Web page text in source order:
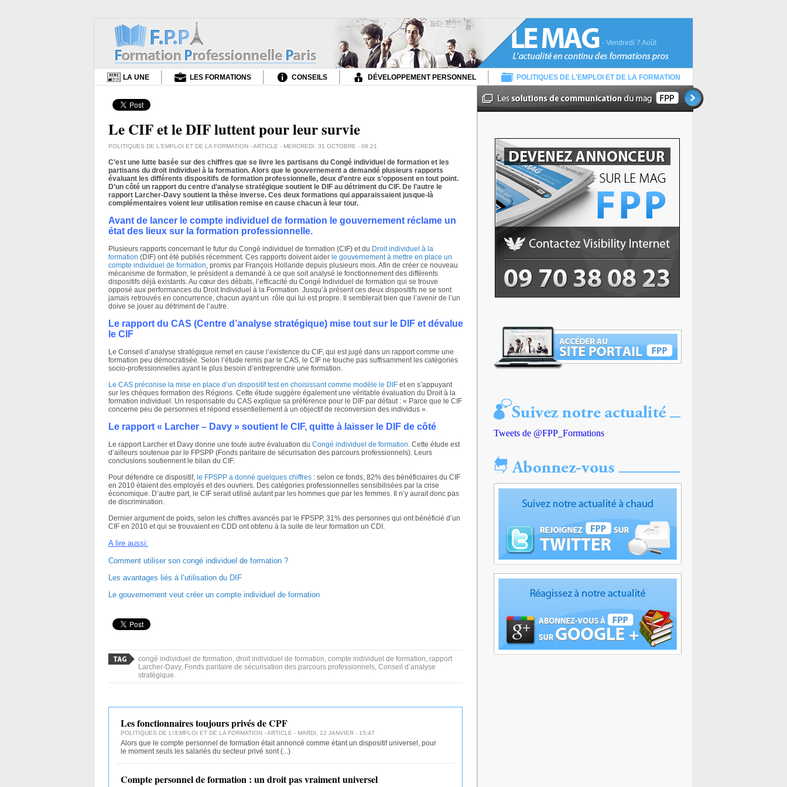
- Vendredi 7 Août
LA UNE LES FORMATIONS CONSEILS DÉVELOPPEMENT PERSONNEL POLITIQUES DE L'EMPLOI ET DE LA FORMATION
Le CIF et le DIF luttent pour leur survie
POLITIQUES DE L'EMPLOI ET DE LA FORMATION - ARTICLE - MERCREDI, 31 OCTOBRE - 09:21
C’est une lutte basée sur des chiffres que se livre les partisans du Congé individuel de formation et les
partisans du droit individuel à la formation. Alors que le gouvernement a demandé plusieurs rapports
évaluant les différents dispositifs de formation professionnelle, deux d’entre eux s’opposent en tout point.
D’un côté un rapport du centre d’analyse stratégique soutient le DIF au détriment du CIF. De l’autre le
rapport Larcher-Davy soutient la thèse inverse. Ces deux formations qui apparaissaient jusque-là
complémentaires voient leur utilisation remise en cause chacun à leur tour.
Avant de lancer le compte individuel de formation le gouvernement réclame un
état des lieux sur la formation professionnelle.
Plusieurs rapports concernant le futur du Congé individuel de formation (CIF) et du Droit individuel à la
formation (DIF) ont été publiés récemment. Ces rapports doivent aider le gouvernement à mettre en place un
compte individuel de formation, promis par François Hollande depuis plusieurs mois. Afin de créer ce nouveau
mécanisme de formation, le président a demandé à ce que soit analysé le fonctionnement des différents
dispositifs déjà existants. Au cœur des débats, l’efficacité du Congé Individuel de formation qui se trouve
opposé aux performances du Droit Individuel à la Formation. Jusqu’à présent ces deux dispositifs ne se sont
jamais retrouvés en concurrence, chacun ayant un rôle qui lui est propre. Il semblerait bien que l’avenir de l’un
doive se jouer au détriment de l’autre.
Le rapport du CAS (Centre d’analyse stratégique) mise tout sur le DIF et dévalue
le CIF
Le Conseil d’analyse stratégique remet en cause l’existence du CIF, qui est jugé dans un rapport comme une
formation peu démocratisée. Selon l’étude remis par le CAS, le CIF ne touche pas suffisamment les catégories
socio-professionnelles ayant le plus besoin d’entreprendre une formation.
Le CAS préconise la mise en place d’un dispositif test en choisissant comme modèle le DIF et en s’appuyant
sur les chèques formation des Régions. Cette étude suggère également une véritable évaluation du Droit à la
formation individuel. Un responsable du CAS explique sa préférence pour le DIF par défaut : « Parce que le CIF
concerne peu de personnes et répond essentiellement à un objectif de reconversion des individus ».
Le rapport « Larcher – Davy » soutient le CIF, quitte à laisser le DIF de côté
Le rapport Larcher et Davy donne une toute autre évaluation du Congé individuel de formation. Cette étude est
d’ailleurs soutenue par le FPSPP (Fonds paritaire de sécurisation des parcours professionnels). Leurs
conclusions soutiennent le bilan du CIF.
Pour défendre ce dispositif, le FPSPP a donné quelques chiffres : selon ce fonds, 82% des bénéficiaires du CIF
en 2010 étaient des employés et des ouvriers. Des catégories professionnelles sensibilisées par la crise
économique. D’autre part, le CIF serait utilisé autant par les hommes que par les femmes. Il n’y aurait donc pas
de discrimination.
Dernier argument de poids, selon les chiffres avancés par le FPSPP, 31% des personnes qui ont bénéficié d’un
CIF en 2010 et qui se trouvaient en CDD ont obtenu à la suite de leur formation un CDI.
A lire aussi:
Comment utiliser son congé individuel de formation ?
Les avantages liés à l’utilisation du DIF
Le gouvernement veut créer un compte individuel de formation
congé individuel de formation, droit individuel de formation, compte individuel de formation, rapport
Larcher-Davy, Fonds paritaire de sécurisation des parcours professionnels, Conseil d’analyse
stratégique.
Les fonctionnaires toujours privés de CPF
POLITIQUES DE L\'EMPLOI ET DE LA FORMATION - ARTICLE - MARDI, 12 JANVIER - 15:47
Alors que le compte personnel de formation était annoncé comme étant un dispositif universel, pour
le moment seuls les salariés du secteur privé sont(...)
Compte personnel de formation : un droit pas vraiment universel
Tweets de @FPP_Formations